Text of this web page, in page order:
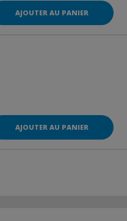
AJOUTER AU PANIER
AJOUTER AU PANIER